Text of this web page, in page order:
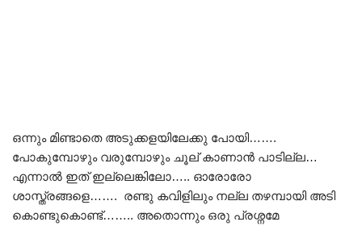
ഒന്നും മിണ്ടാതെ അടുക്കളയിലേക്കു പോയി…….
പോകുമ്പോഴും വരുമ്പോഴും ചൂല് കാണാൻ പാടില്ല…
എന്നാൽ ഇത് ഇല്ലെങ്കിലോ….. ഓരോരോ
ശാസ്ത്രങ്ങളെ……. രണ്ടു കവിളിലും നല്ല തഴമ്പായി അടി
കൊണ്ടുകൊണ്ട്…….. അതൊന്നും ഒരു പ്രശ്നമേ